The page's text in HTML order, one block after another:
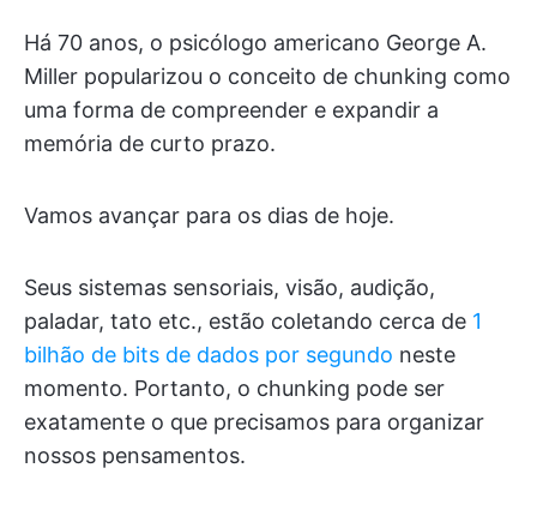
Há 70 anos, o psicólogo americano George A.
Miller popularizou o conceito de chunking como
uma forma de compreender e expandir a
memória de curto prazo.
Vamos avançar para os dias de hoje.
Seus sistemas sensoriais, visão, audição,
paladar, tato etc., estão coletando cerca de 1
bilhão de bits de dados por segundo neste
momento. Portanto, o chunking pode ser
exatamente o que precisamos para organizar
nossos pensamentos.